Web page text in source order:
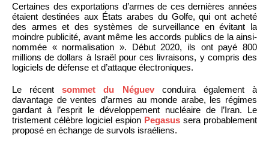
Certaines des exportations d’armes de ces dernières années
étaient destinées aux États arabes du Golfe, qui ont acheté
des armes et des systèmes de surveillance en évitant la
moindre publicité, avant même les accords publics de la ainsi-
nommée « normalisation ». Début 2020, ils ont payé 800
millions de dollars à Israël pour ces livraisons, y compris des
logiciels de défense et d’attaque électroniques.
Le récentsommet du Néguevconduira également à
davantage de ventes d’armes au monde arabe, les régimes
gardant à l’esprit le développement nucléaire de l’Iran. Le
tristement célèbre logiciel espion Pegasus sera probablement
proposé en échange de survols israéliens.